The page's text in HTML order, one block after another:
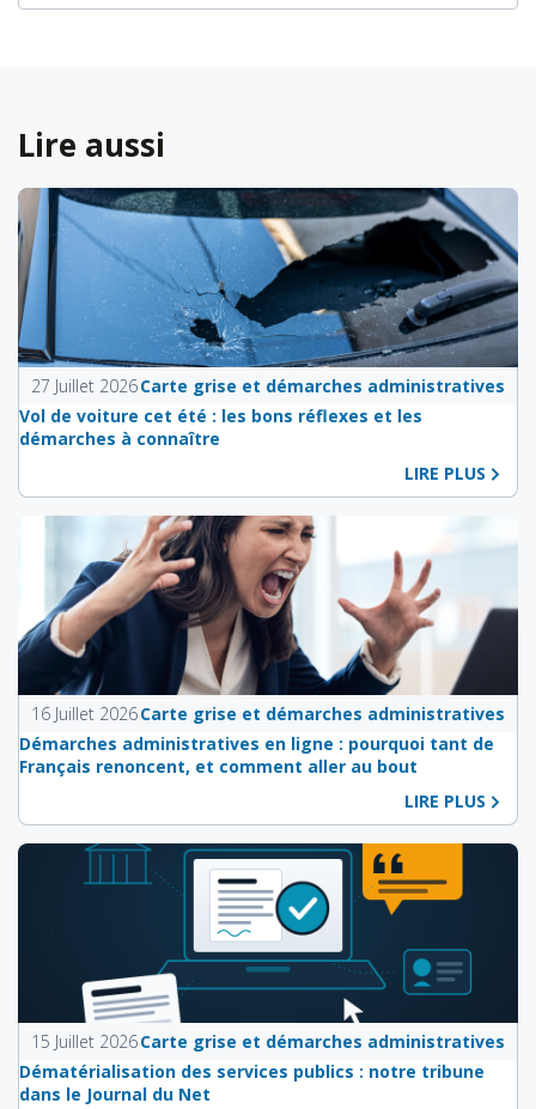
Lire aussi
27 Juillet 2026Carte grise et démarches administratives
Vol de voiture cet été : les bons réflexes et les
démarches à connaître
LIRE PLUS
16 Juillet 2026Carte grise et démarches administratives
Démarches administratives en ligne : pourquoi tant de
Français renoncent, et comment aller au bout
LIRE PLUS
15 Juillet 2026Carte grise et démarches administratives
Dématérialisation des services publics : notre tribune
dans le Journal du Net